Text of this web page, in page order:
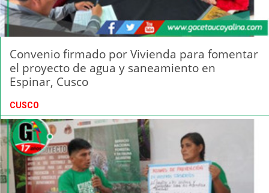
Convenio firmado por Vivienda para fomentar
el proyecto de agua y saneamiento en
Espinar, Cusco
CUSCO